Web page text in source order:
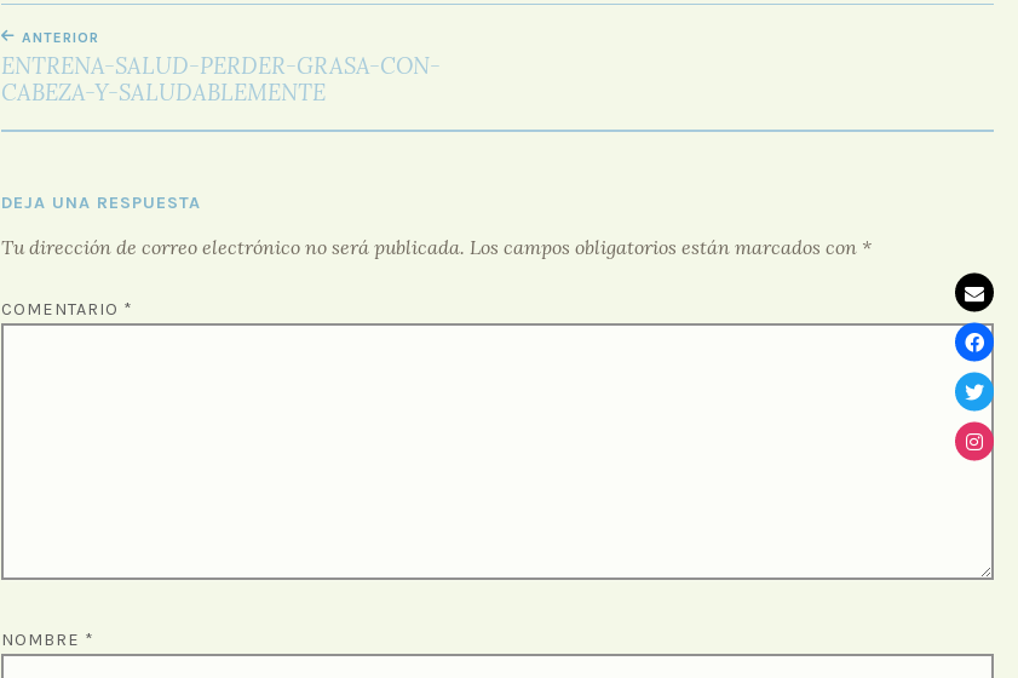
NAVEGACIÓN
DE
ENTRADAS
ANTERIOR
ENTRENA-SALUD-PERDER-GRASA-CON-
CABEZA-Y-SALUDABLEMENTE
DEJA UNA RESPUESTA
Tu dirección de correo electrónico no será publicada. Los campos obligatorios están marcados con *
COMENTARIO *
NOMBRE *